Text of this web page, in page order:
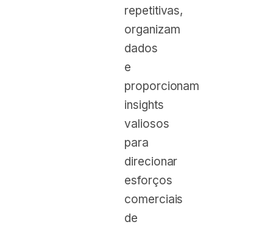
repetitivas,
organizam
dados
e
proporcionam
insights
valiosos
para
direcionar
esforços
comerciais
de